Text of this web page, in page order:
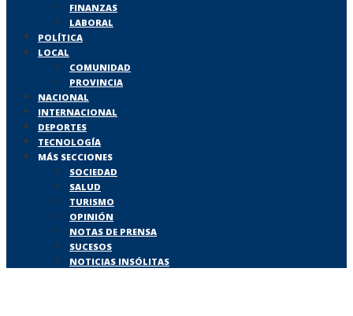
FINANZAS
LABORAL
POLÍTICA
LOCAL
COMUNIDAD
PROVINCIA
NACIONAL
INTERNACIONAL
DEPORTES
TECNOLOGÍA
MÁS SECCIONES
SOCIEDAD
SALUD
TURISMO
OPINIÓN
NOTAS DE PRENSA
SUCESOS
NOTICIAS INSÓLITAS